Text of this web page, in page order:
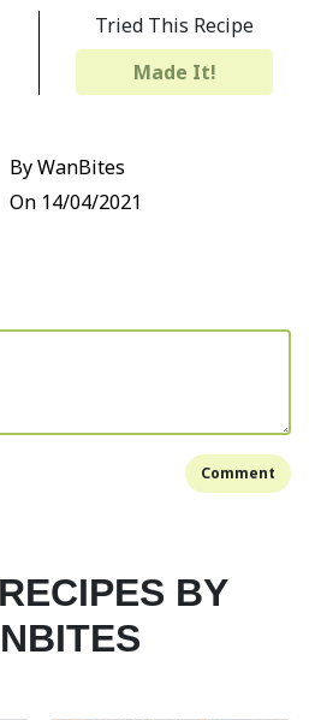
Tried This Recipe
Made It!
By WanBites
On 14/04/2021
Comment
BY